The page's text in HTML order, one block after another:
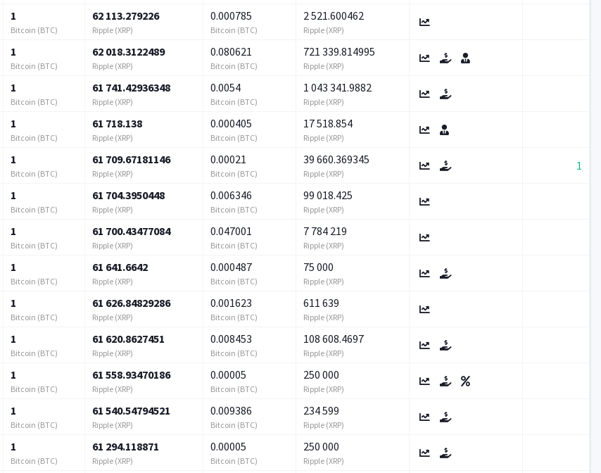
1
Bitcoin (BTC)
62 113.279226
Ripple (XRP)
0.000785
Bitcoin (BTC)
2 521.600462
Ripple (XRP)
1
Bitcoin (BTC)
62 018.3122489
Ripple (XRP)
0.080621
Bitcoin (BTC)
721 339.814995
Ripple (XRP)
1
Bitcoin (BTC)
61 741.42936348
Ripple (XRP)
0.0054
Bitcoin (BTC)
1 043 341.9882
Ripple (XRP)
1
Bitcoin (BTC)
61 718.138
Ripple (XRP)
0.000405
Bitcoin (BTC)
17 518.854
Ripple (XRP)
1
Bitcoin (BTC)
61 709.67181146
Ripple (XRP)
0.00021
Bitcoin (BTC)
39 660.369345
Ripple (XRP)
1
1
Bitcoin (BTC)
61 704.3950448
Ripple (XRP)
0.006346
Bitcoin (BTC)
99 018.425
Ripple (XRP)
1
Bitcoin (BTC)
61 700.43477084
Ripple (XRP)
0.047001
Bitcoin (BTC)
7 784 219
Ripple (XRP)
1
Bitcoin (BTC)
61 641.6642
Ripple (XRP)
0.000487
Bitcoin (BTC)
75 000
Ripple (XRP)
1
Bitcoin (BTC)
61 626.84829286
Ripple (XRP)
0.001623
Bitcoin (BTC)
611 639
Ripple (XRP)
1
Bitcoin (BTC)
61 620.8627451
Ripple (XRP)
0.008453
Bitcoin (BTC)
108 608.4697
Ripple (XRP)
1
Bitcoin (BTC)
61 558.93470186
Ripple (XRP)
0.00005
Bitcoin (BTC)
250 000
Ripple (XRP)
1
Bitcoin (BTC)
61 540.54794521
Ripple (XRP)
0.009386
Bitcoin (BTC)
234 599
Ripple (XRP)
1
Bitcoin (BTC)
61 294.118871
Ripple (XRP)
0.00005
Bitcoin (BTC)
250 000
Ripple (XRP)